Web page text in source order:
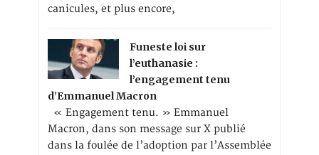
canicules, et plus encore,
Funeste loi sur
l’euthanasie :
l’engagement tenu
d’Emmanuel Macron
« Engagement tenu. » Emmanuel
Macron, dans son message sur X publié
dans la foulée de l’adoption par l’Assemblée